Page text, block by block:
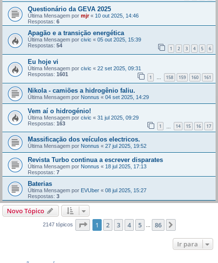
Questionário da GEVA 2025
Última Mensagem por mjr« 10 out 2025, 14:46
Respostas: 6
Apagão e a transição energética
Última Mensagem por civic « 05 out 2025, 15:39
Respostas: 54 1 2 3 4 5 6
Eu hoje vi
Última Mensagem por civic « 22 set 2025, 09:31
Respostas: 1601 1 ... 158 159 160 161
Nikola - camiões a hidrogênio faliu.
Última Mensagem por Nonnus « 04 set 2025, 14:29
Vem aí o hidrogénio!
Última Mensagem por civic « 31 jul 2025, 09:29
Respostas: 163 1 14 15 16 17
Massificação dos veículos electricos.
Última Mensagem por Nonnus « 27 jul 2025, 19:52
Revista Turbo continua a escrever disparates
Última Mensagem por Nonnus « 18 jul 2025, 17:13
Respostas: 7
Baterias
Última Mensagem por EVUber « 08 jul 2025, 15:27
Respostas: 3
Novo Tópico
2147 tópicos Página de 86
1 2 3 4 5 ... 86
Ir para